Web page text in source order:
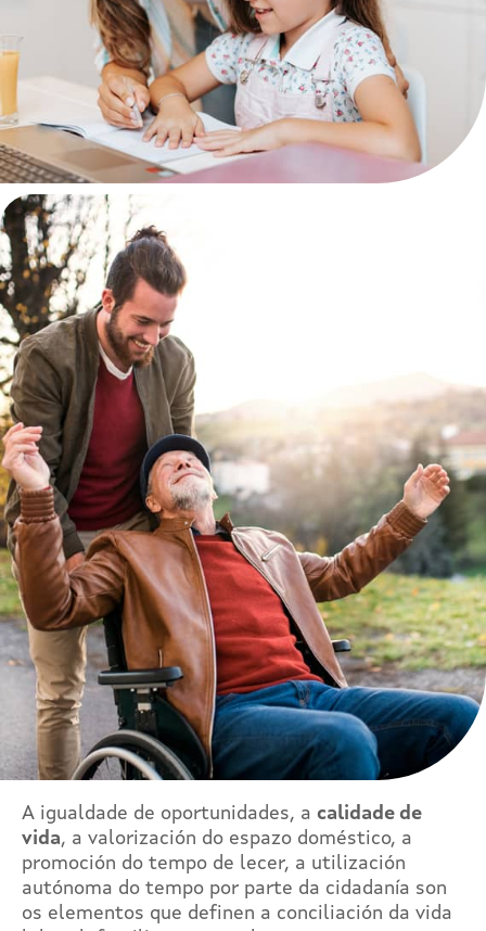
A igualdade de oportunidades, a calidade de
vida, a valorización do espazo doméstico, a
promoción do tempo de lecer, a utilización
autónoma do tempo por parte da cidadanía son
os elementos que definen a conciliación da vida